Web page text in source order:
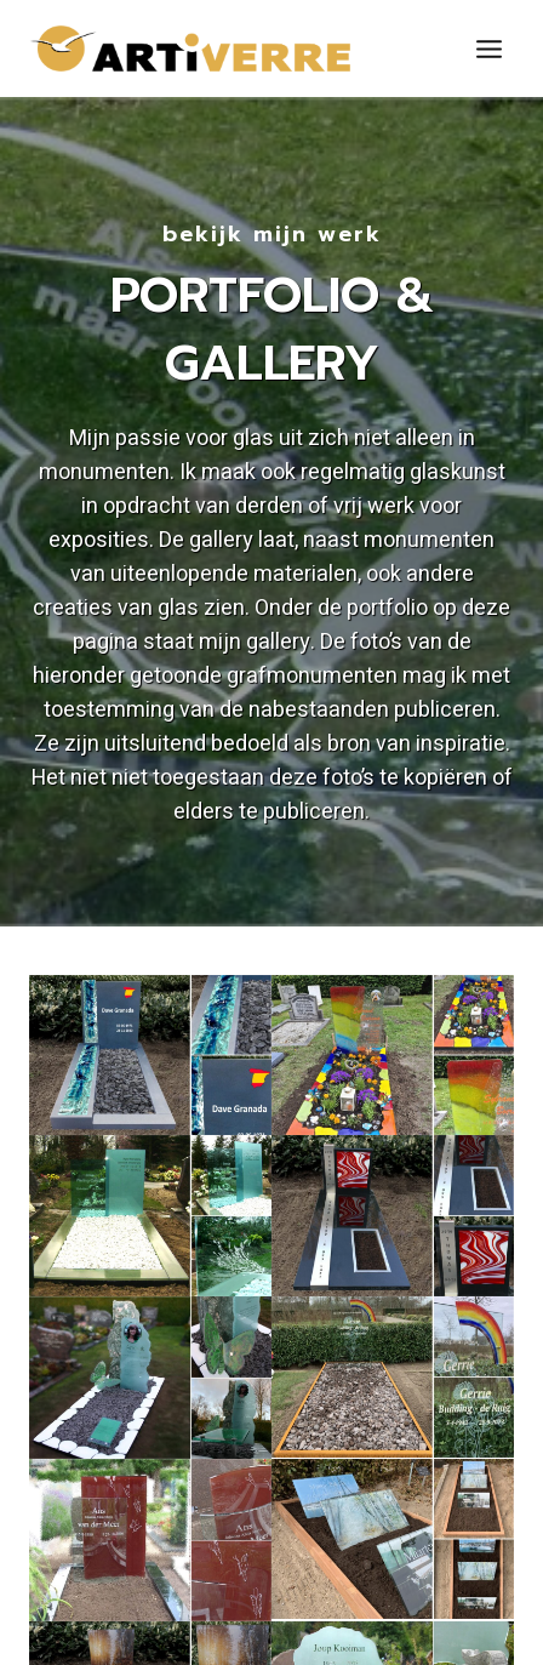
naar
bekijk mijn werk
PORTFOLIO &
GALLERY
Mijn passie voor glas uit zich niet alleen in
monumenten. Ik maak ook regelmatig glaskunst
in opdracht van derden of vrij werk voor
exposities. De gallery laat, naast monumenten
van uiteenlopende materialen, ook andere
creaties van glas zien. Onder de portfolio op deze
pagina staat mijn gallery. De foto’s van de
hieronder getoonde grafmonumenten mag ik met
toestemming van de nabestaanden publiceren.
Ze zijn uitsluitend bedoeld als bron van inspiratie.
Het niet niet toegestaan deze foto’s te kopiëren of
elders te publiceren.